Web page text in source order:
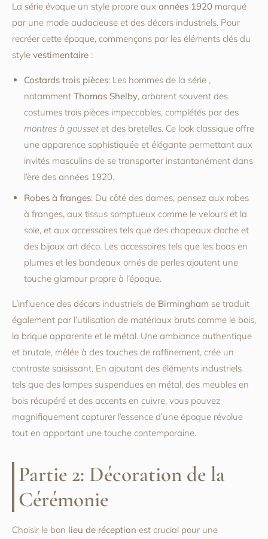
La série évoque un style propre aux années 1920 marqué
par une mode audacieuse et des décors industriels. Pour
recréer cette époque, commençons par les éléments clés du
style vestimentaire :
Costards trois pièces: Les hommes de la série ,
notamment Thomas Shelby, arborent souvent des
costumes trois pièces impeccables, complétés par des
montres à gousset et des bretelles. Ce look classique offre
une apparence sophistiquée et élégante permettant aux
invités masculins de se transporter instantanément dans
l’ère des années 1920.
Robes à franges: Du côté des dames, pensez aux robes
à franges, aux tissus somptueux comme le velours et la
soie, et aux accessoires tels que des chapeaux cloche et
des bijoux art déco. Les accessoires tels que les boas en
plumes et les bandeaux ornés de perles ajoutent une
touche glamour propre à l’époque.
L’influence des décors industriels de Birmingham se traduit
également par l’utilisation de matériaux bruts comme le bois,
la brique apparente et le métal. Une ambiance authentique
et brutale, mêlée à des touches de raffinement, crée un
contraste saisissant. En ajoutant des éléments industriels
tels que des lampes suspendues en métal, des meubles en
bois récupéré et des accents en cuivre, vous pouvez
magnifiquement capturer l’essence d’une époque révolue
tout en apportant une touche contemporaine.
Partie 2: Décoration de la
Cérémonie
Choisir le bon lieu de réception est crucial pour une